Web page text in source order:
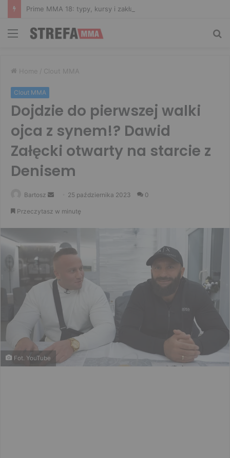
Menu
Home / Clout MMA
Clout MMA
Dojdzie do pierwszej walki
ojca z synem!? Dawid
Załęcki otwarty na starcie z
Denisem
Bartosz
Send 25 października 2023 0
Przeczytasz w minutę
Fot. YouTube